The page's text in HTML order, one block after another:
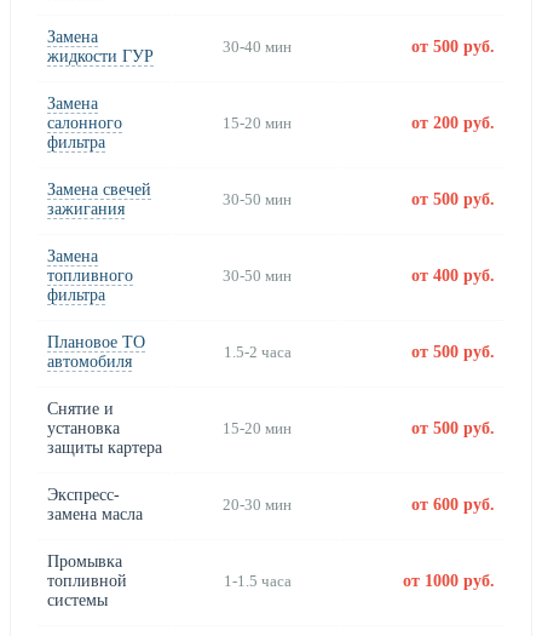
Замена
жидкости ГУР
30-40 мин от 500 руб.
Замена
салонного
фильтра
15-20 мин от 200 руб.
Замена свечей
зажигания
30-50 мин от 500 руб.
Замена
топливного
фильтра
30-50 мин от 400 руб.
Плановое ТО
автомобиля
1.5-2 часа от 500 руб.
Снятие и
установка
защиты картера
15-20 мин от 500 руб.
Экспресс-
замена масла
20-30 мин от 600 руб.
Промывка
топливной
системы
1-1.5 часа от 1000 руб.